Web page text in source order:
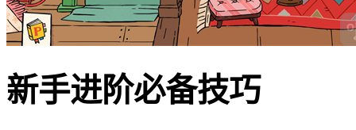
新手进阶必备技巧